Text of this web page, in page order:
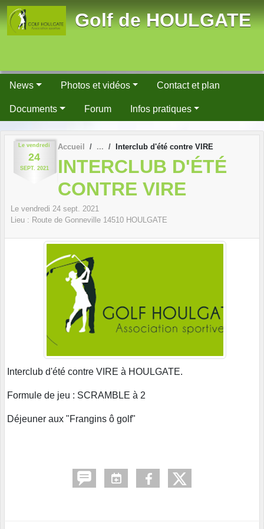
Golf de HOULGATE
News Photos et vidéos Contact et plan
Documents Forum Infos pratiques
Le vendredi
24
SEPT. 2021
Accueil Interclub d'été contre VIRE
INTERCLUB D'ÉTÉ
CONTRE VIRE
Le vendredi 24 sept. 2021
Lieu : Route de Gonneville 14510 HOULGATE
Interclub d'été contre VIRE à HOULGATE.
Formule de jeu : SCRAMBLE à 2
Déjeuner aux "Frangins ô golf"
Panneau de gestion des cookies